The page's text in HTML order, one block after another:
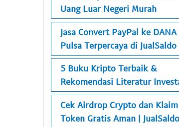
Uang Luar Negeri Murah
Jasa Convert PayPal ke
Pulsa Terpercaya di JualSaldo
5 Buku Kripto Terbaik &
Rekomendasi Literatur
Cek Airdrop Crypto dan Klaim
Token Gratis Aman |